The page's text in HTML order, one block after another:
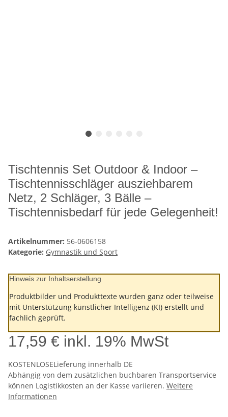
Tischtennis Set Outdoor & Indoor –
Tischtennisschläger ausziehbarem
Netz, 2 Schläger, 3 Bälle –
Tischtennisbedarf für jede Gelegenheit!
Artikelnummer: 56-0606158
Kategorie: Gymnastik und Sport
Hinweis zur Inhaltserstellung
Produktbilder und Produkttexte wurden ganz oder teilweise
mit Unterstützung künstlicher Intelligenz (KI) erstellt und
fachlich geprüft.
17,59 € inkl. 19% MwSt
KOSTENLOSELieferung innerhalb DE
Abhängig von dem zusätzlichen buchbaren Transportservice
können Logistikkosten an der Kasse variieren. Weitere
Informationen